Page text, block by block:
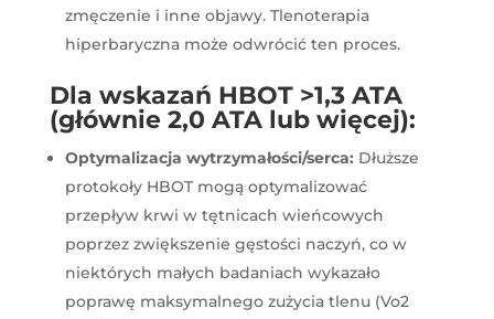
zmęczenie i inne objawy. Tlenoterapia
hiperbaryczna może odwrócić ten proces.
Dla wskazań HBOT >1,3 ATA
(głównie 2,0 ATA lub więcej):
Optymalizacja wytrzymałości/serca: Dłuższe
protokoły HBOT mogą optymalizować
przepływ krwi w tętnicach wieńcowych
poprzez zwiększenie gęstości naczyń, co w
niektórych małych badaniach wykazało
poprawę maksymalnego zużycia tlenu (Vo2